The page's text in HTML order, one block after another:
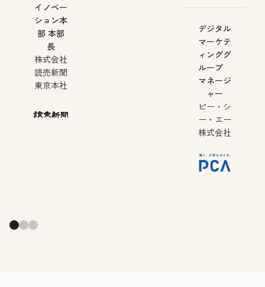
イノベー
ション本
部 本部
長
株式会社
読売新聞
東京本社
デジタル
マーケテ
ィンググ
ループ
マネージ
ャー
ピー・シ
ー・エー
株式会社